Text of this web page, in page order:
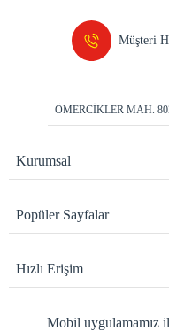
Müşteri
ÖMERCİKLER MAH.
Kurumsal
Popüler Sayfalar
Hızlı Erişim
Mobil uygulamamız